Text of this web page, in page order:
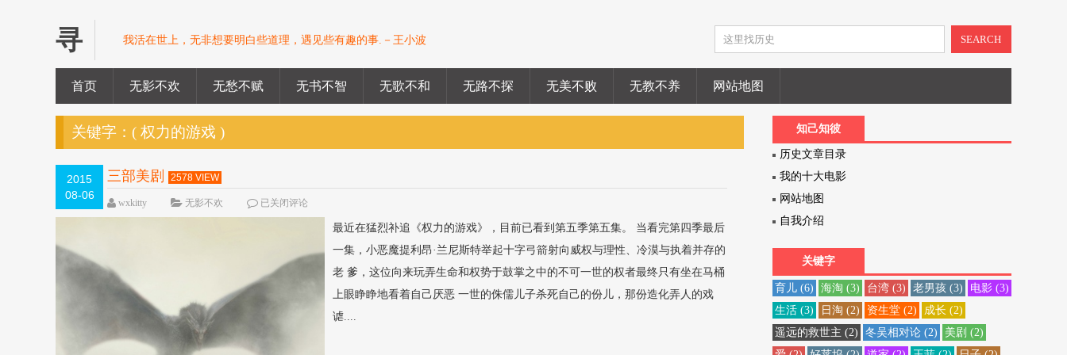
寻 我活在世上，无非想要明白些道理，遇见些有趣的事.－王小波 SEARCH
首页 无影不欢 无愁不赋 无书不智 无歌不和 无路不探 无美不败 无教不养 网站地图
关键字：(权力的游戏 )
2015
08-06
三部美剧 2578 VIEW
wxkitty 无影不欢 已关闭评论
最近在猛烈补追《权力的游戏》，目前已看到第五季第五集。 当看完第四季最后
一集，小恶魔提利昂·兰尼斯特举起十字弓箭射向威权与理性、冷漠与执着并存的
老 爹，这位向来玩弄生命和权势于鼓掌之中的不可一世的权者最终只有坐在马桶
上眼睁睁地看着自己厌恶 一世的侏儒儿子杀死自己的份儿，那份造化弄人的戏
谑....
知己知彼
历史文章目录
我的十大电影
网站地图
自我介绍
关键字
育儿(6) 海淘 (3) 台湾(3) 老男孩(3) 电影(3)
生活(3) 日淘 (2) 资生堂(2) 成长 (2)
遥远的救世主 (2) 冬吴相对论(2) 美剧 (2)